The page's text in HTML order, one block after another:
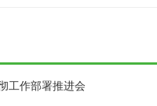
工作部署推进会